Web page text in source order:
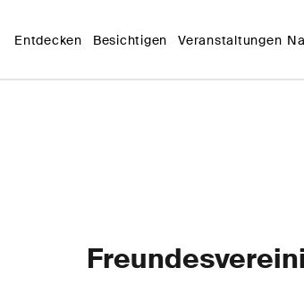
Entdecken Besichtigen Veranstaltungen